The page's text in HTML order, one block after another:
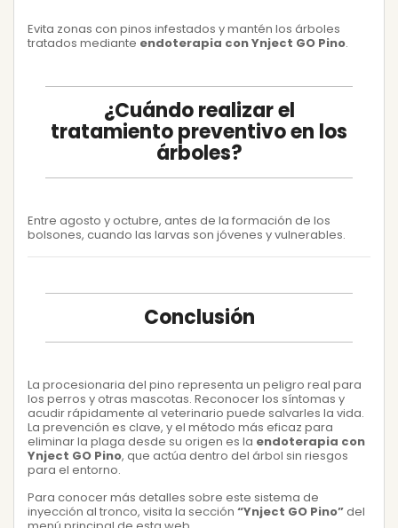
Evita zonas con pinos infestados y mantén los árboles
tratados mediante endoterapia con Ynject GO Pino.
¿Cuándo realizar el
tratamiento preventivo en los
árboles?
Entre agosto y octubre, antes de la formación de los
bolsones, cuando las larvas son jóvenes y vulnerables.
Conclusión
La procesionaria del pino representa un peligro real para
los perros y otras mascotas. Reconocer los síntomas y
acudir rápidamente al veterinario puede salvarles la vida.
La prevención es clave, y el método más eficaz para
eliminar la plaga desde su origen es la endoterapia con
Ynject GO Pino, que actúa dentro del árbol sin riesgos
para el entorno.
Para conocer más detalles sobre este sistema de
inyección al tronco, visita la sección “Ynject GO Pino”del